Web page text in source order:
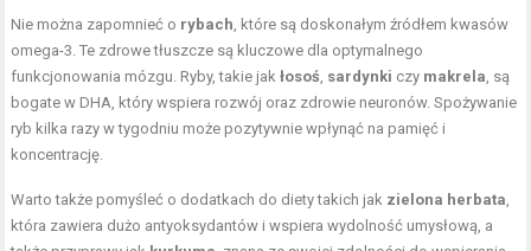
Nie można zapomnieć o rybach, które są doskonałym źródłem kwasów
omega-3. Te zdrowe tłuszcze są kluczowe dla optymalnego
funkcjonowania mózgu. Ryby, takie jakłosoś, sardynki czy makrela, są
bogate w DHA, który wspiera rozwój oraz zdrowie neuronów. Spożywanie
ryb kilka razy w tygodniu może pozytywnie wpłynąć na pamięć i
koncentrację.
Warto także pomyśleć o dodatkach do diety takich jak zielona herbata,
która zawiera dużo antyoksydantów i wspiera wydolność umysłową, a